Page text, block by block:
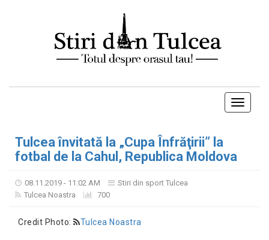
Toggle
Tulcea învitată la „Cupa Înfrăţirii” la
fotbal de la Cahul, Republica Moldova
08.11.2019 - 11:02 AM
Stiri din sport Tulcea
Tulcea Noastra
700
Credit Photo: Tulcea Noastra